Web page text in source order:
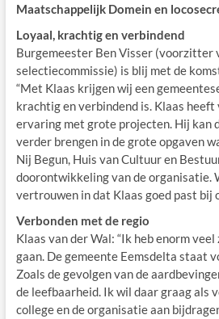
Maatschappelijk Domein en
Loyaal, krachtig en verbindend
Burgemeester Ben Visser (voorzitter
selectiecommissie) is blij met de
“Met Klaas krijgen wij een
krachtig en verbindend is. Klaas
ervaring met grote projecten. Hij kan
verder brengen in de grote opgaven
Nij Begun, Huis van Cultuur en
doorontwikkeling van de organisatie.
vertrouwen in dat Klaas goed past bij
Verbonden met de regio
Klaas van der Wal: “Ik heb enorm veel
gaan. De gemeente Eemsdelta staat
Zoals de gevolgen van de
de leefbaarheid. Ik wil daar graag als
college en de organisatie aan